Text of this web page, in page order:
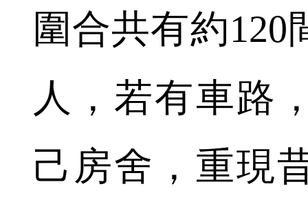
圍合共有約120
人，若有車路
己房舍，重現